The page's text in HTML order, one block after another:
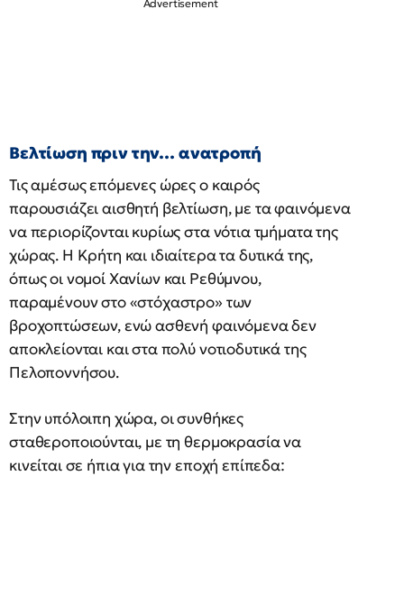
Βελτίωση πριν την… ανατροπή
Τις αμέσως επόμενες ώρες ο καιρός
παρουσιάζει αισθητή βελτίωση, με τα φαινόμενα
να περιορίζονται κυρίως στα νότια τμήματα της
χώρας. Η Κρήτη και ιδιαίτερα τα δυτικά της,
όπως οι νομοί Χανίων και Ρεθύμνου,
παραμένουν στο «στόχαστρο» των
βροχοπτώσεων, ενώ ασθενή φαινόμενα δεν
αποκλείονται και στα πολύ νοτιοδυτικά της
Πελοποννήσου.
Στην υπόλοιπη χώρα, οι συνθήκες
σταθεροποιούνται, με τη θερμοκρασία να
κινείται σε ήπια για την εποχή επίπεδα: